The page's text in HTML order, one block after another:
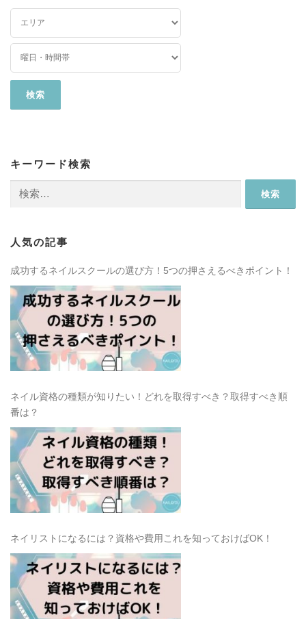
キーワード検索
人気の記事
成功するネイルスクールの選び方！5つの押さえるべきポイント！
ネイル資格の種類が知りたい！どれを取得すべき？取得すべき順
番は？
ネイリストになるには？資格や費用これを知っておけばOK！